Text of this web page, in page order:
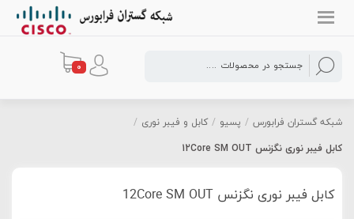
0
شبکه گستران فرابورس / پسیو / کابل و فیبر نوری /
کابل فیبر نوری نگزنس 12Core SM OUT
کابل فیبر نوری نگزنس 12Core SM OUT